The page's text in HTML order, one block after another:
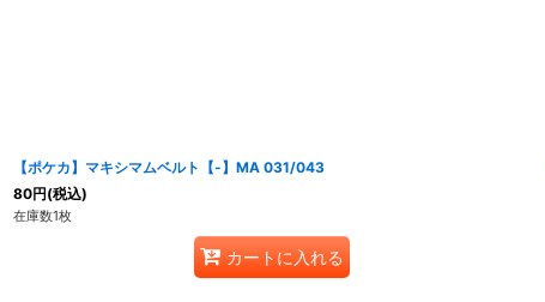
【ポケカ】マキシマムベルト【-】MA 031/043
80円(税込)
在庫数1枚
カートに入れる